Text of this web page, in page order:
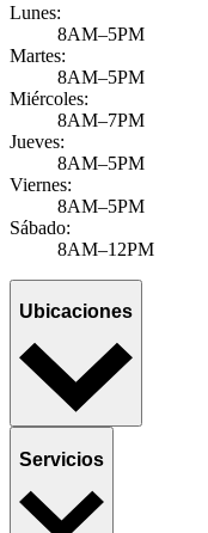
Lunes:
8AM–5PM
Martes:
8AM–5PM
Miércoles:
8AM–7PM
Jueves:
8AM–5PM
Viernes:
8AM–5PM
Sábado:
8AM–12PM
Ubicaciones
Servicios